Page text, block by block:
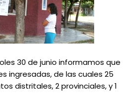
30 de junio informamos que
ingresadas, de las cuales 25
distritales, 2 provinciales, y 1